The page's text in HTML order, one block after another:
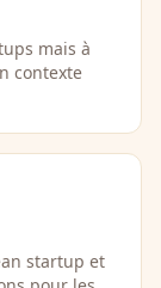
mais à
contexte
startup et